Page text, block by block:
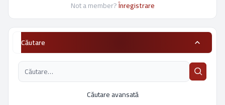
Not a member?Înregistrare
Căutare
Căutare avansată